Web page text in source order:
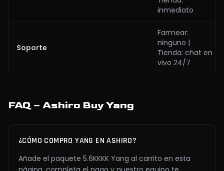
inmediato
Soporte
Farmear:
ninguno |
Tienda: chat en
vivo 24/7
FAQ – Ashiro Buy Yang
¿CÓMO COMPRO YANG EN ASHIRO?
Añade el paquete 5.6KKKK Yang al carrito en esta